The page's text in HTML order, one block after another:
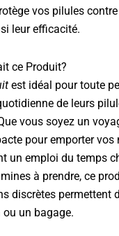
vos pilules
leur efficacité.
ce Produit?
est idéal pour toute
de leurs
vous soyez un
pour emporter vos
un emploi du temps
à prendre, ce
discrètes permettent
un bagage.